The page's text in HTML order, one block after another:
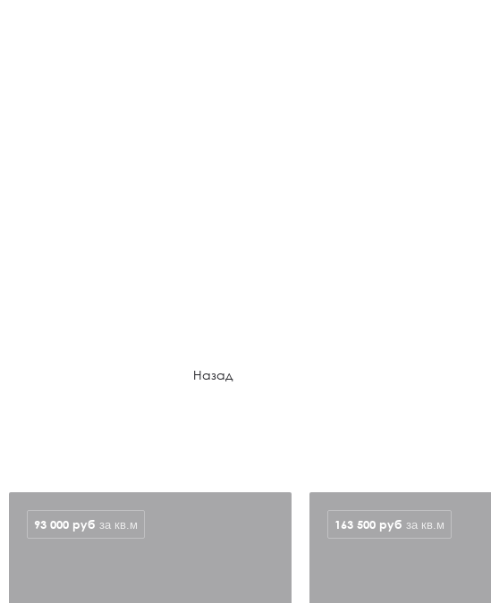
Назад
93 000 руб за кв.м 163 500 руб за кв.м